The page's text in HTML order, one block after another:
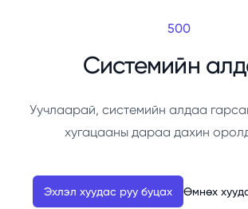
500
Системийн
Уучлаарай, системийн алдаа
хугацааны дараа дахин
Эхлэл хуудас руу буцах Өмнөх